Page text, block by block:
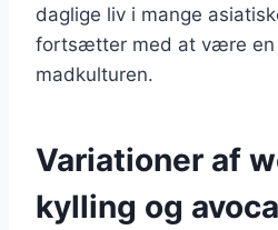
daglige liv i mange
fortsætter med at være en
madkulturen.
Variationer af
kylling og